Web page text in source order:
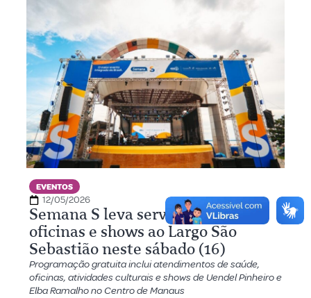
EVENTOS
12/05/2026
Semana S leva serviços gratuitos,
oficinas e shows ao Largo São
Sebastião neste sábado (16)
Programação gratuita inclui atendimentos de saúde,
oficinas, atividades culturais e shows de Uendel Pinheiro e
Elba Ramalho no Centro de Manaus